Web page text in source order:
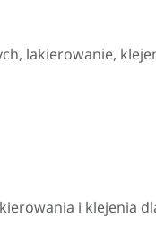
lakierowanie,
i klejenia